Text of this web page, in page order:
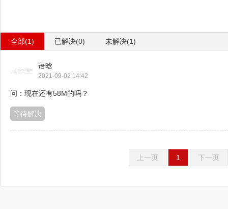
全部(1) 已解决(0) 未解决(1)
语晗
2021-09-02 14:42
问：现在还有58M的吗？
等待解决
上一页 1 下一页